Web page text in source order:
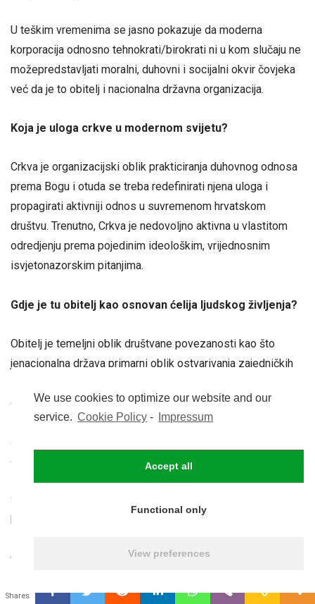
We use cookies to optimize our website and our
service. Cookie Policy - Impressum
Accept all
Functional only
View preferences
U teškim vremenima se jasno pokazuje da moderna
korporacija odnosno tehnokrati/birokrati ni u kom slučaju ne
možepredstavljati moralni, duhovni i socijalni okvir čovjeka
već da je to obitelj i nacionalna državna organizacija.
Koja je uloga crkve u modernom svijetu?
Crkva je organizacijski oblik prakticiranja duhovnog odnosa
prema Bogu i otuda se treba redefinirati njena uloga i
propagirati aktivniji odnos u suvremenom hrvatskom
društvu. Trenutno, Crkva je nedovoljno aktivna u vlastitom
odredjenju prema pojedinim ideološkim, vrijednosnim
isvjetonazorskim pitanjima.
Gdje je tu obitelj kao osnovan ćelija ljudskog življenja?
Obitelj je temeljni oblik društvane povezanosti kao što
jenacionalna država primarni oblik ostvarivanja zajedničkih
oblacima” i kao takav neprimjeren modernom čovjeku.
Štoviše, on predstavlja temeljnu negacija ljudske prirode,
duhovnosti islobode.
Suvremena socijalna idruštvena struktura jasno govori
koliko je čovjek slab u mjeri u kojoj nije dovoljno povezan sa
veza sa istim.
Potencirate duhovnost, koju negira savremeni
Shares